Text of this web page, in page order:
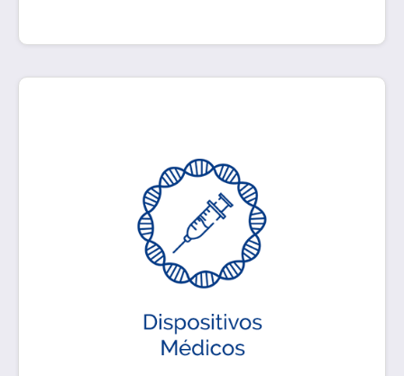
En LEI aseguramos la calidad de instrumentos,
aparatos, utensilios, máquinas (incluido el
software para su funcionamiento), productos o
materiales implantables, agente de diagnóstico,
material, sustancia o producto similar, cuya
finalidad es la de emplearse, solo o en
humanos.